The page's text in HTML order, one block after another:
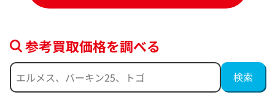
参考買取価格を調べる